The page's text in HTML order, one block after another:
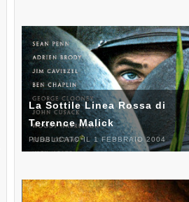
La Sottile Linea Rossa di
Terrence Malick
PUBBLICATO IL 1 FEBBRAIO 2004